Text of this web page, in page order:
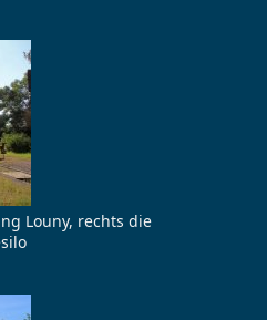
Louny, rechts die